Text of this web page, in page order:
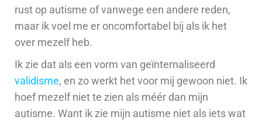
rust op autisme of vanwege een andere reden,
maar ik voel me er oncomfortabel bij als ik het
over mezelf heb.
Ik zie dat als een vorm van geïnternaliseerd
validisme, en zo werkt het voor mij gewoon niet. Ik
hoef mezelf niet te zien als méér dan mijn
autisme. Want ik zie mijn autisme niet als iets wat